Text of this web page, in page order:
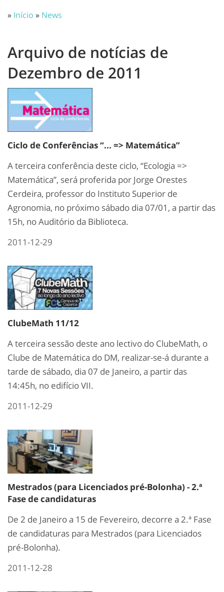
» Início » News
Arquivo de notícias de
Dezembro de 2011
Ciclo de Conferências “... => Matemática”
A terceira conferência deste ciclo, “Ecologia =>
Matemática”, será proferida por Jorge Orestes
Cerdeira, professor do Instituto Superior de
Agronomia, no próximo sábado dia 07/01, a partir das
15h, no Auditório da Biblioteca.
2011-12-29
ClubeMath 11/12
A terceira sessão deste ano lectivo do ClubeMath, o
Clube de Matemática do DM, realizar-se-á durante a
tarde de sábado, dia 07 de Janeiro, a partir das
14:45h, no edifício VII.
2011-12-29
Mestrados (para Licenciados pré-Bolonha) - 2.ª
Fase de candidaturas
De 2 de Janeiro a 15 de Fevereiro, decorre a 2.ª Fase
de candidaturas para Mestrados (para Licenciados
pré-Bolonha).
2011-12-28